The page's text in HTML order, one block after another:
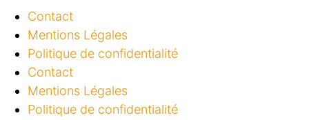
Contact
Mentions Légales
Politique de confidentialité
Contact
Mentions Légales
Politique de confidentialité